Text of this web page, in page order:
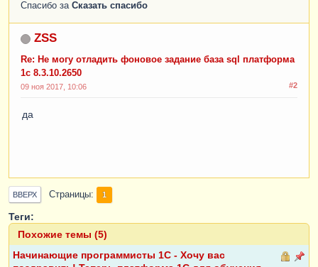
Спасибо за Сказать спасибо
ZSS
Re: Не могу отладить фоновое задание база sql платформа
1с 8.3.10.2650
#2
09 ноя 2017, 10:06
да
ВВЕРХ Страницы 1
Теги:
Похожие темы (5)
Начинающие программисты 1С - Хочу вас